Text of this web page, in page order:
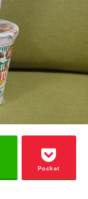
Pocket